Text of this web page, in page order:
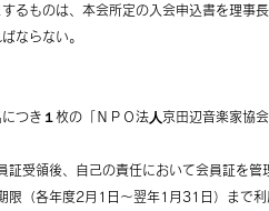
るものは、本会所定の入会申込書を理事
ならない。
つき１枚の「ＮＰＯ法⼈京田辺音楽家協
受領後、自己の責任において会員証を管
限（各年度2月1日～翌年1月31日）まで利